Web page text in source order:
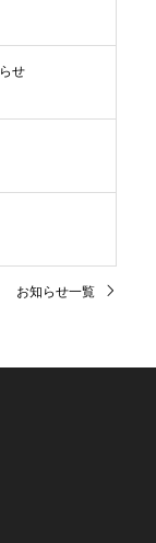
せ
お知らせ一覧